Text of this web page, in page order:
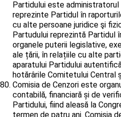
Partidului este
reprezinte Partidul în
cu alte persoane juridice şi
Partudului reprezintă Partidul
organele puterii legislative,
ale țării, în relațiile cu alte
aparatului Partidului
hotărârile Comitetului Central
Comisia de Cenzori este
contabilă, financiară și de
Partidului, fiind aleasă la
termen de patru ani. Comisia